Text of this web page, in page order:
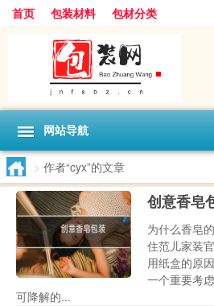
首页 包装材料 包材分类
网站导航
> 作者“cyx”的文章
创意香皂
为什么香皂
住范儿家装
用纸盒的原
一个重要考
可降解的...